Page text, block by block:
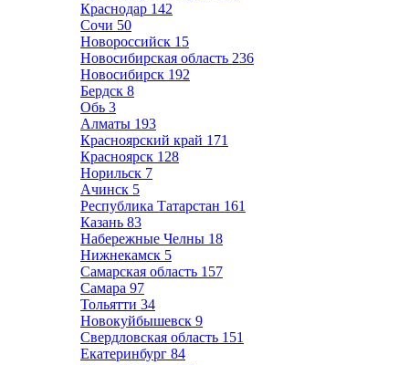
Краснодар 142
Сочи 50
Новороссийск 15
Новосибирская область 236
Новосибирск 192
Бердск 8
Обь 3
Алматы 193
Красноярский край 171
Красноярск 128
Норильск 7
Ачинск 5
Республика Татарстан 161
Казань 83
Набережные Челны 18
Нижнекамск 5
Самарская область 157
Самара 97
Тольятти 34
Новокуйбышевск 9
Свердловская область 151
Екатеринбург 84